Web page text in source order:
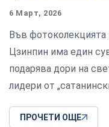
6 Март, 2026
Във фотоколекцията
Цзинпин има един
подарява дори на
лидери от
ПРОЧЕТИ ОЩЕ